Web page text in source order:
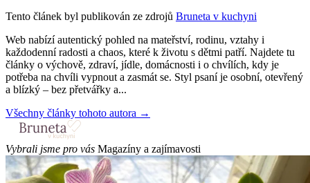
Tento článek byl publikován ze zdrojů Bruneta v kuchyni
Web nabízí autentický pohled na mateřství, rodinu, vztahy i
každodenní radosti a chaos, které k životu s dětmi patří. Najdete tu
články o výchově, zdraví, jídle, domácnosti i o chvílích, kdy je
potřeba na chvíli vypnout a zasmát se. Styl psaní je osobní, otevřený
a blízký – bez přetvářky a...
Všechny články tohoto autora →
Vybrali jsme pro vás Magazíny a zajímavosti